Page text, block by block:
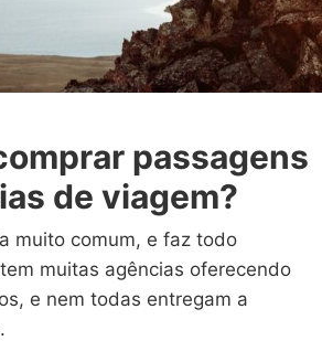
passagens
de viagem?
muito comum, e faz todo
muitas agências oferecendo
e nem todas entregam a